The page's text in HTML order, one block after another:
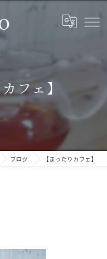
フェ】
ブログ 【まったりカフェ】